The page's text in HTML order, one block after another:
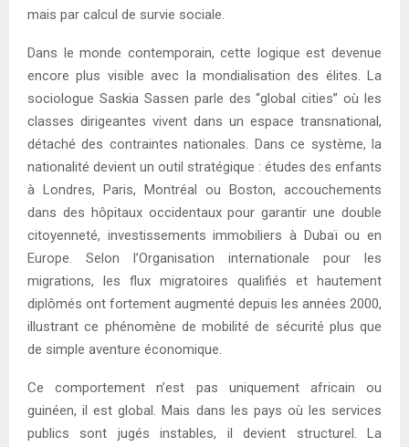
mais par calcul de survie sociale.
Dans le monde contemporain, cette logique est devenue
encore plus visible avec la mondialisation des élites. La
sociologue Saskia Sassen parle des “global cities” où les
classes dirigeantes vivent dans un espace transnational,
détaché des contraintes nationales. Dans ce système, la
nationalité devient un outil stratégique : études des enfants
à Londres, Paris, Montréal ou Boston, accouchements
dans des hôpitaux occidentaux pour garantir une double
citoyenneté, investissements immobiliers à Dubaï ou en
Europe. Selon l’Organisation internationale pour les
migrations, les flux migratoires qualifiés et hautement
diplômés ont fortement augmenté depuis les années 2000,
illustrant ce phénomène de mobilité de sécurité plus que
de simple aventure économique.
Ce comportement n’est pas uniquement africain ou
guinéen, il est global. Mais dans les pays où les services
publics sont jugés instables, il devient structurel. La